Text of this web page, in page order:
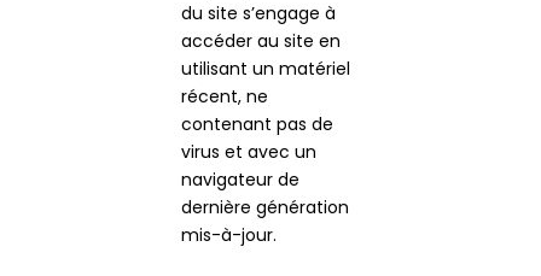
du site s’engage à
accéder au site en
utilisant un matériel
récent, ne
contenant pas de
virus et avec un
navigateur de
dernière génération
mis-à-jour.